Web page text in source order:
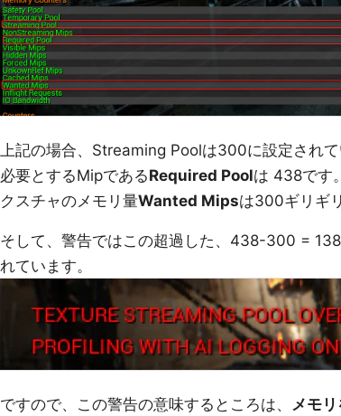
上記の場合、Streaming Poolは300に設定され
必要とするMipであるRequired Poolは 438です
クスチャのメモリ量Wanted Mipsは300ギリギ
そして、警告ではこの超過した、438-300 =
れています。
ですので、この警告の意味するところは、
メモ